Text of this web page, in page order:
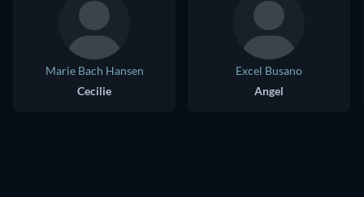
Marie Bach Hansen
Cecilie
Excel Busano
Angel